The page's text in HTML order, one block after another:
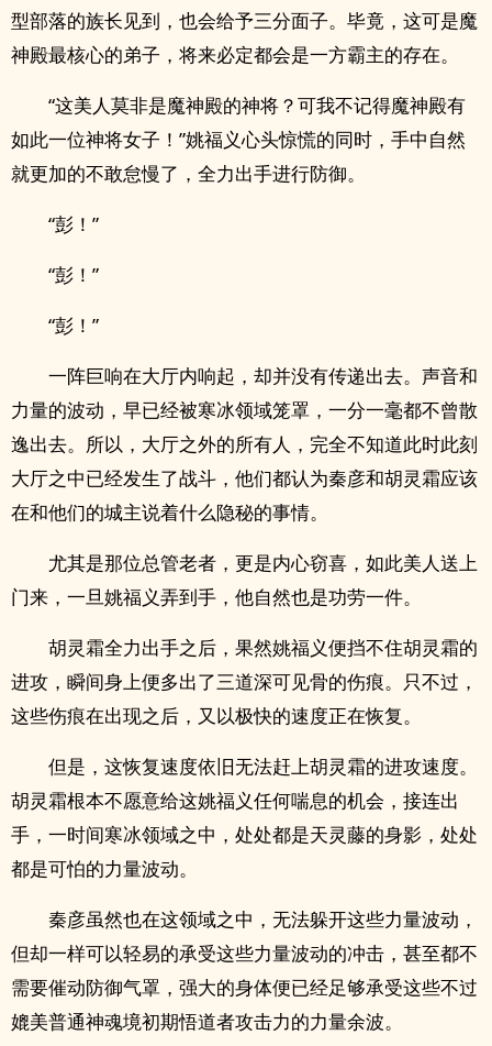
型部落的族长见到，也会给予三分面子。毕竟，这可是魔
神殿最核心的弟子，将来必定都会是一方霸主的存在。
“这美人莫非是魔神殿的神将？可我不记得魔神殿有
如此一位神将女子！”姚福义心头惊慌的同时，手中自然
就更加的不敢怠慢了，全力出手进行防御。
“彭！”
“彭！”
“彭！”
一阵巨响在大厅内响起，却并没有传递出去。声音和
力量的波动，早已经被寒冰领域笼罩，一分一毫都不曾散
逸出去。所以，大厅之外的所有人，完全不知道此时此刻
大厅之中已经发生了战斗，他们都认为秦彦和胡灵霜应该
在和他们的城主说着什么隐秘的事情。
尤其是那位总管老者，更是内心窃喜，如此美人送上
门来，一旦姚福义弄到手，他自然也是功劳一件。
胡灵霜全力出手之后，果然姚福义便挡不住胡灵霜的
进攻，瞬间身上便多出了三道深可见骨的伤痕。只不过，
这些伤痕在出现之后，又以极快的速度正在恢复。
但是，这恢复速度依旧无法赶上胡灵霜的进攻速度。
胡灵霜根本不愿意给这姚福义任何喘息的机会，接连出
手，一时间寒冰领域之中，处处都是天灵藤的身影，处处
都是可怕的力量波动。
秦彦虽然也在这领域之中，无法躲开这些力量波动，
但却一样可以轻易的承受这些力量波动的冲击，甚至都不
需要催动防御气罩，强大的身体便已经足够承受这些不过
媲美普通神魂境初期悟道者攻击力的力量余波。